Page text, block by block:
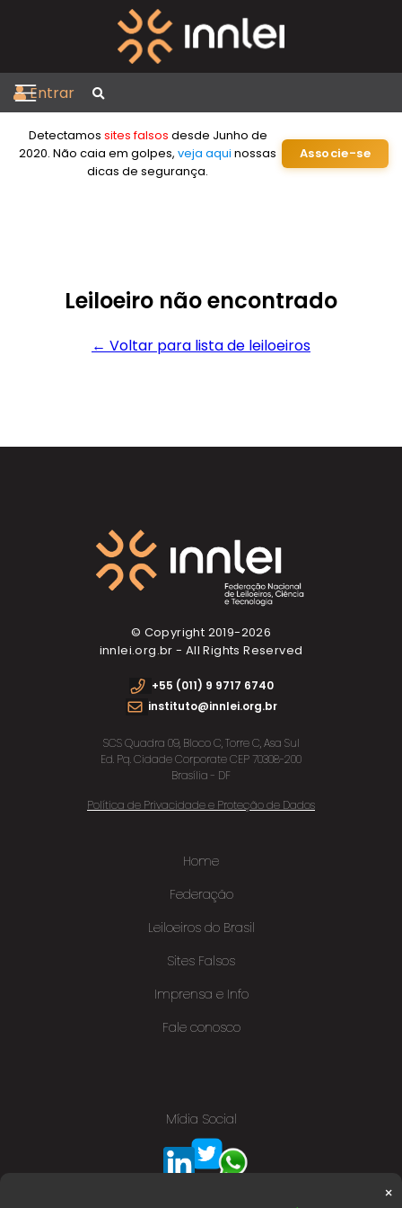
Entrar
Detectamos sites falsos desde Junho de
2020. Não caia em golpes,veja aqui nossas
dicas de segurança.
Associe-se
Leiloeiro não encontrado
← Voltar para lista de leiloeiros
×
© Copyright 2019-2026
innlei.org.br - All Rights Reserved
+55 (011) 9 9717 6740
instituto@innlei.org.br
SCS Quadra 09, Bloco C, Torre C, Asa Sul
Ed. Pq. Cidade Corporate CEP 70308-200
Brasília - DF
Política de Privacidade e Proteção de Dados
Home
Federação
Leiloeiros do Brasil
Sites Falsos
Imprensa e Info
Fale conosco
Mídia Social